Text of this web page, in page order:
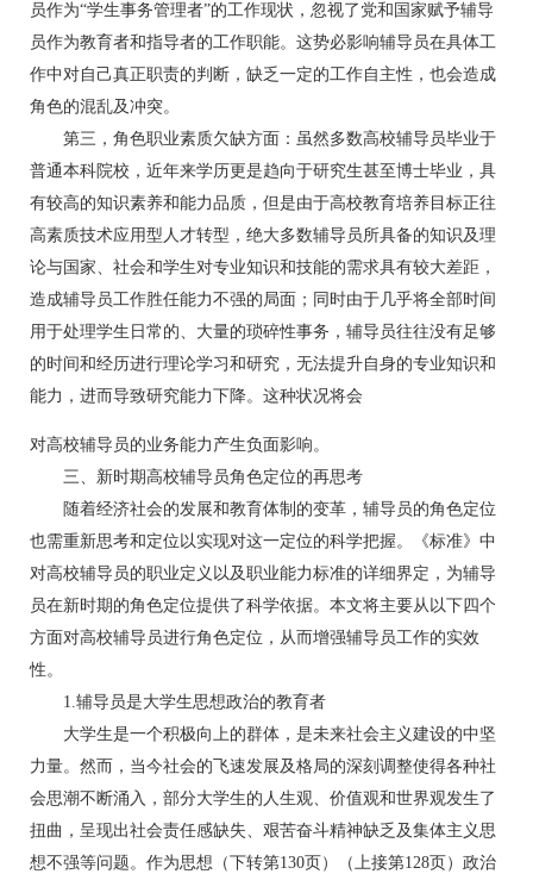
员作为“学生事务管理者”的工作现状，忽视了党和国家赋予辅导
员作为教育者和指导者的工作职能。这势必影响辅导员在具体工
作中对自己真正职责的判断，缺乏一定的工作自主性，也会造成
角色的混乱及冲突。
第三，角色职业素质欠缺方面：虽然多数高校辅导员毕业于
普通本科院校，近年来学历更是趋向于研究生甚至博士毕业，具
有较高的知识素养和能力品质，但是由于高校教育培养目标正往
高素质技术应用型人才转型，绝大多数辅导员所具备的知识及理
论与国家、社会和学生对专业知识和技能的需求具有较大差距，
造成辅导员工作胜任能力不强的局面；同时由于几乎将全部时间
用于处理学生日常的、大量的琐碎性事务，辅导员往往没有足够
的时间和经历进行理论学习和研究，无法提升自身的专业知识和
能力，进而导致研究能力下降。这种状况将会
对高校辅导员的业务能力产生负面影响。
三、新时期高校辅导员角色定位的再思考
随着经济社会的发展和教育体制的变革，辅导员的角色定位
也需重新思考和定位以实现对这一定位的科学把握。《标准》中
对高校辅导员的职业定义以及职业能力标准的详细界定，为辅导
员在新时期的角色定位提供了科学依据。本文将主要从以下四个
方面对高校辅导员进行角色定位，从而增强辅导员工作的实效
性。
1.辅导员是大学生思想政治的教育者
大学生是一个积极向上的群体，是未来社会主义建设的中坚
力量。然而，当今社会的飞速发展及格局的深刻调整使得各种社
会思潮不断涌入，部分大学生的人生观、价值观和世界观发生了
扭曲，呈现出社会责任感缺失、艰苦奋斗精神缺乏及集体主义思
想不强等问题。作为思想（下转第130页）（上接第128页）政治